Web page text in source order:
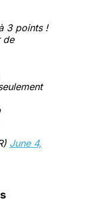
3 points !
de
June 4,